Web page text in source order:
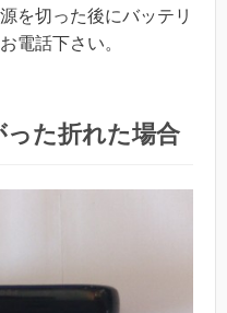
を切った後にバッテリ
電話下さい。
た折れた場合